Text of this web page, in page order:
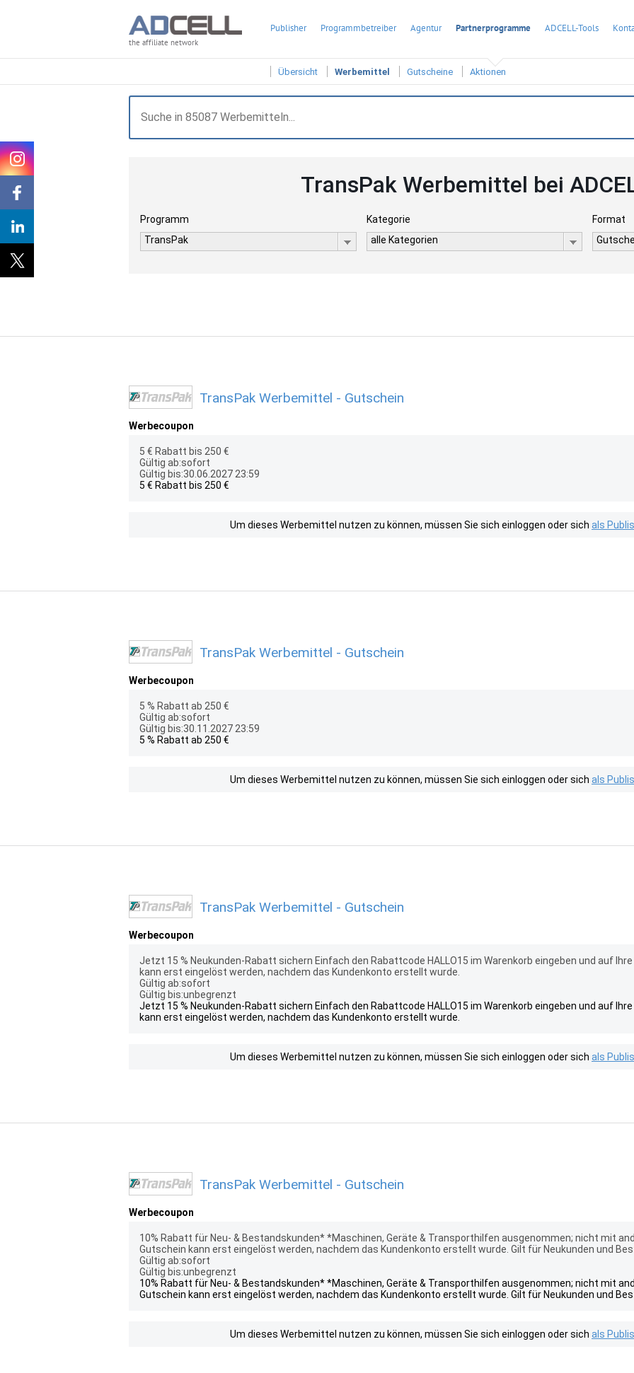
the affiliate network
Publisher Programmbetreiber Agentur Partnerprogramme ADCELL-Tools
Übersicht Werbemittel Gutscheine Aktionen
TransPak Werbemittel bei
Programm
TransPak
Kategorie
alle Kategorien
Format
TransPak Werbemittel - Gutschein
Werbecoupon
5 € Rabatt bis 250 €
Gültig ab:sofort
Gültig bis:30.06.2027 23:59
5 € Rabatt bis 250 €
Um dieses Werbemittel nutzen zu können, müssen Sie sich einloggen oder sich als
TransPak Werbemittel - Gutschein
Werbecoupon
5 % Rabatt ab 250 €
Gültig ab:sofort
Gültig bis:30.11.2027 23:59
5 % Rabatt ab 250 €
Um dieses Werbemittel nutzen zu können, müssen Sie sich einloggen oder sich als
TransPak Werbemittel - Gutschein
Werbecoupon
Jetzt 15 % Neukunden-Rabatt sichern Einfach den Rabattcode HALLO15 im Warenkorb eingeben und auf
kann erst eingelöst werden, nachdem das Kundenkonto erstellt wurde.
Gültig ab:sofort
Gültig bis:unbegrenzt
Jetzt 15 % Neukunden-Rabatt sichern Einfach den Rabattcode HALLO15 im Warenkorb eingeben und auf
kann erst eingelöst werden, nachdem das Kundenkonto erstellt wurde.
Um dieses Werbemittel nutzen zu können, müssen Sie sich einloggen oder sich als
TransPak Werbemittel - Gutschein
Werbecoupon
10% Rabatt für Neu- & Bestandskunden* *Maschinen, Geräte & Transporthilfen ausgenommen; nicht mit
Gutschein kann erst eingelöst werden, nachdem das Kundenkonto erstellt wurde. Gilt für Neukunden und
Gültig ab:sofort
Gültig bis:unbegrenzt
10% Rabatt für Neu- & Bestandskunden* *Maschinen, Geräte & Transporthilfen ausgenommen; nicht mit
Gutschein kann erst eingelöst werden, nachdem das Kundenkonto erstellt wurde. Gilt für Neukunden und
Um dieses Werbemittel nutzen zu können, müssen Sie sich einloggen oder sich als